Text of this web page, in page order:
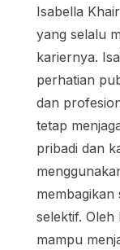
Isabella
yang selalu
kariernya.
perhatian
dan
tetap
pribadi dan
membagikan
selektif.
mampu